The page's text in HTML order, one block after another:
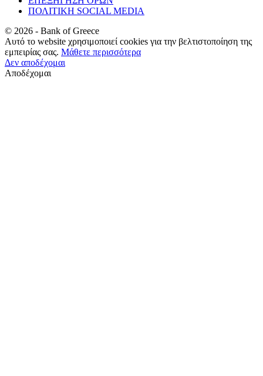
ΠΟΛΙΤΙΚΗ SOCIAL MEDIA
© 2026 - Bank of Greece
Αυτό το website χρησιμοποιεί cookies για την βελτιστοποίηση της
εμπειρίας σας. Μάθετε περισσότερα
Δεν αποδέχομαι
Αποδέχομαι